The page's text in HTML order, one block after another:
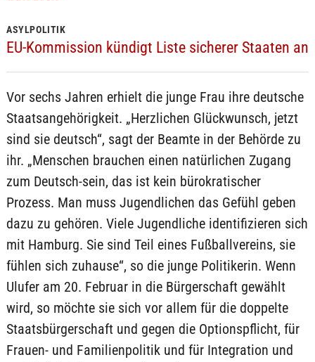
ASYLPOLITIK
EU-Kommission kündigt Liste sicherer Staaten an
Vor sechs Jahren erhielt die junge Frau ihre deutsche
Staatsangehörigkeit. „Herzlichen Glückwunsch, jetzt
sind sie deutsch“, sagt der Beamte in der Behörde zu
ihr. „Menschen brauchen einen natürlichen Zugang
zum Deutsch-sein, das ist kein bürokratischer
Prozess. Man muss Jugendlichen das Gefühl geben
dazu zu gehören. Viele Jugendliche identifizieren sich
mit Hamburg. Sie sind Teil eines Fußballvereins, sie
fühlen sich zuhause“, so die junge Politikerin. Wenn
Ulufer am 20. Februar in die Bürgerschaft gewählt
wird, so möchte sie sich vor allem für die doppelte
Staatsbürgerschaft und gegen die Optionspflicht, für
Frauen- und Familienpolitik und für Integration und